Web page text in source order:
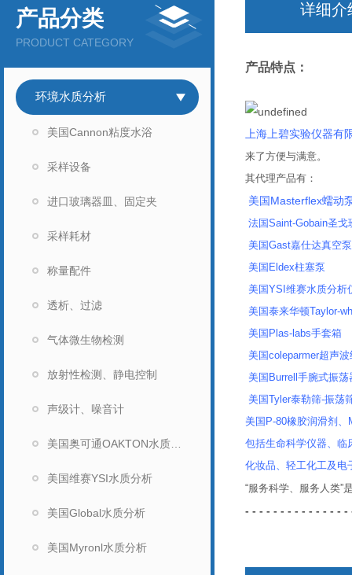
产品分类
PRODUCT CATEGORY
环境水质分析
美国Cannon粘度水浴
采样设备
进口玻璃器皿、固定夹
采样耗材
称量配件
透析、过滤
气体微生物检测
放射性检测、静电控制
声级计、噪音计
美国维赛YSI水质分析
美国Global水质分析
美国Myronl水质分析
详细介
产品特点：
上海上碧实验仪器有
来了方便与满意。
其代理产品有：
美国Masterflex蠕动
法国Saint-Gobain圣戈
美国Gast嘉仕达真空
美国Eldex柱塞泵
美国YSI维赛水质分析
美国泰来华顿Taylor-
美国Plas-labs手套箱
美国coleparmer超声
美国Burrell手腕式振荡
美国Tyler泰勒筛-振荡
美国P-80橡胶润滑剂、
包括生命科学仪器、临
化妆品、轻工化工及电
“服务科学、服务人类”
- - - - - - - - - - - - - - -